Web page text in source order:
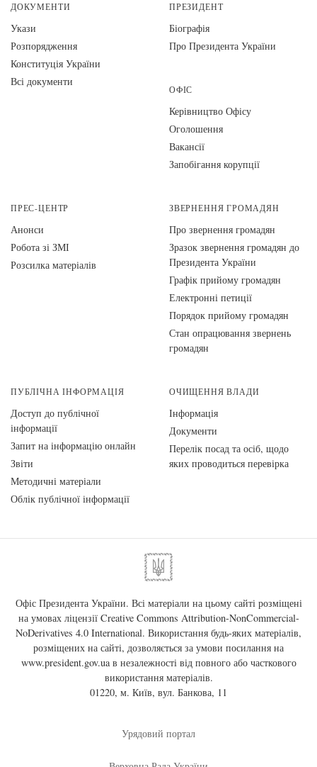
ДОКУМЕНТИ
Укази
Розпорядження
Конституція України
Всі документи
ПРЕЗИДЕНТ
Біографія
Про Президента України
ОФІС
Керівництво Офісу
Оголошення
Вакансії
Запобігання корупції
ПРЕС-ЦЕНТР
Анонси
Робота зі ЗМІ
Розсилка матеріалів
ЗВЕРНЕННЯ ГРОМАДЯН
Про звернення громадян
Зразок звернення громадян до
Президента України
Графік прийому громадян
Електронні петиції
Порядок прийому громадян
Стан опрацювання звернень
громадян
ПУБЛІЧНА ІНФОРМАЦІЯ
Доступ до публічної
інформації
Запит на інформацію онлайн
Звіти
Методичні матеріали
Облік публічної інформації
ОЧИЩЕННЯ ВЛАДИ
Інформація
Документи
Перелік посад та осіб, щодо
яких проводиться перевірка
Офіс Президента України. Всі матеріали на цьому сайті розміщені
на умовах ліцензії Creative Commons Attribution-NonCommercial-
NoDerivatives 4.0 International. Використання будь-яких матеріалів,
розміщених на сайті, дозволяється за умови посилання на
www.president.gov.uaв незалежності від повного або часткового
використання матеріалів.
01220, м. Київ, вул. Банкова, 11
Урядовий портал